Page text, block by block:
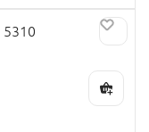
5310